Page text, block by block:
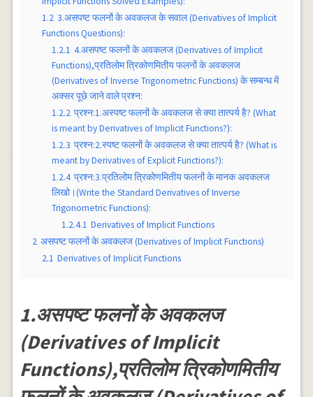
1.2 3.असपष्ट फलनों के अवकलज के सवाल (Derivatives of Implicit
Functions Questions):
1.2.1 4.असपष्ट फलनों के अवकलज (Derivatives of Implicit
Functions),प्रतिलोम त्रिकोणमितीय फलनों के अवकलज
(Derivatives of Inverse Trigonometric Functions) के सम्बन्ध में
अक्सर पूछे जाने वाले प्रश्न:
1.2.2 प्रश्न:1.अस्पष्ट फलनों के अवकलज से क्या तात्पर्य है? (What
is meant by Derivatives of Implicit Functions?):
1.2.3 प्रश्न:2.स्पष्ट फलनों के अवकलज से क्या तात्पर्य है? (What is
meant by Derivatives of Explicit Functions?):
1.2.4 प्रश्न:3.प्रतिलोम त्रिकोणमितीय फलनों के मानक अवकलज
लिखो।(Write the Standard Derivatives of Inverse
Trigonometric Functions):
1.2.4.1 Derivatives of Implicit Functions
2 असपष्ट फलनों के अवकलज (Derivatives of Implicit Functions)
2.1 Derivatives of Implicit Functions
1.असपष्ट फलनों के अवकलज
(Derivatives of Implicit
Functions),प्रतिलोम त्रिकोणमितीय